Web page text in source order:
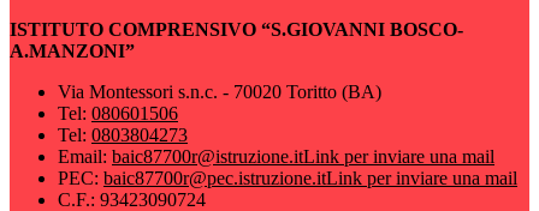
ISTITUTO COMPRENSIVO “S.GIOVANNI BOSCO-
A.MANZONI”
Via Montessori s.n.c. - 70020 Toritto (BA)
Tel: 080601506
Tel: 0803804273
Email: baic87700r@istruzione.itLink per inviare una mail
PEC: baic87700r@pec.istruzione.itLink per inviare una mail
C.F.: 93423090724